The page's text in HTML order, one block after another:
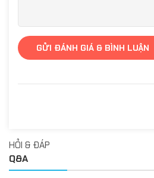
GỬI ĐÁNH GIÁ & BÌNH LUẬN
HỎI & ĐÁP
Q&A